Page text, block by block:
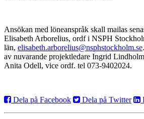
Ansökan med löneanspråk skall mailas
Elisabeth Arborelius, ordf i NSPH
län, elisabeth.arborelius@nsphstockholm.se
av nuvarande projektledare Ingrid
Anita Odell, vice ordf. tel 073-9402024.
Dela på Facebook Dela på Twitter